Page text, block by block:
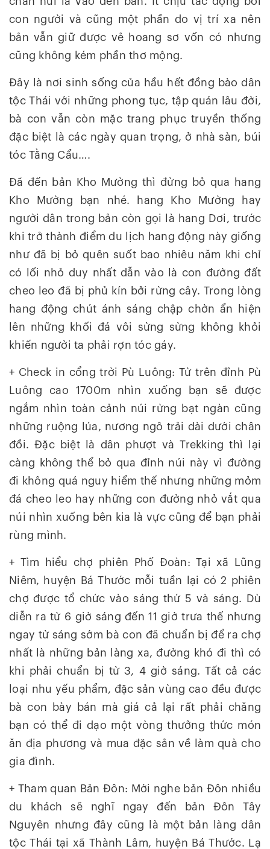
con người và cũng một phần do vị trí xa nên
bản vẫn giữ được vẻ hoang sơ vốn có nhưng
cũng không kém phần thơ mộng.
Đây là nơi sinh sống của hầu hết đồng bào dân
tộc Thái với những phong tục, tập quán lâu đời,
bà con vẫn còn mặc trang phục truyền thống
đặc biệt là các ngày quan trọng, ở nhà sàn, búi
tóc Tằng Cẩu….
Đã đến bản Kho Mường thì đừng bỏ qua hang
Kho Mường bạn nhé. hang Kho Mường hay
người dân trong bản còn gọi là hang Dơi, trước
khi trở thành điểm du lịch hang động này giống
như đã bị bỏ quên suốt bao nhiêu năm khi chỉ
có lối nhỏ duy nhất dẫn vào là con đường đất
cheo leo đã bị phủ kín bởi rừng cây. Trong lòng
hang động chút ánh sáng chập chờn ẩn hiện
lên những khối đá vôi sừng sừng không khỏi
khiến người ta phải rợn tóc gáy.
+ Check in cổng trời Pù Luông: Từ trên đỉnh Pù
Luông cao 1700m nhìn xuống bạn sẽ được
ngắm nhìn toàn cảnh núi rừng bạt ngàn cũng
những ruộng lúa, nương ngô trải dài dưới chân
đồi. Đặc biệt là dân phượt và Trekking thì lại
càng không thể bỏ qua đỉnh núi này vì đường
đi không quá nguy hiểm thế nhưng những mỏm
đá cheo leo hay những con đường nhỏ vắt qua
núi nhìn xuống bên kia là vực cũng để bạn phải
rùng mình.
+ Tìm hiểu chợ phiên Phố Đoàn: Tại xã Lũng
Niêm, huyện Bá Thước mỗi tuần lại có 2 phiên
chợ được tổ chức vào sáng thứ 5 và sáng. Dù
diễn ra từ 6 giờ sáng đến 11 giờ trưa thế nhưng
ngay từ sáng sớm bà con đã chuẩn bị để ra chợ
nhất là những bản làng xa, đường khó đi thì có
khi phải chuẩn bị từ 3, 4 giờ sáng. Tất cả các
loại nhu yếu phẩm, đặc sản vùng cao đều được
bà con bày bán mà giá cả lại rất phải chăng
bạn có thể đi dạo một vòng thưởng thức món
ăn địa phương và mua đặc sản về làm quà cho
gia đình.
+ Tham quan Bản Đôn: Mới nghe bản Đôn nhiều
du khách sẽ nghĩ ngay đến bản Đôn Tây
Nguyên nhưng đây cũng là một bản làng dân
tộc Thái tại xã Thành Lâm, huyện Bá Thước. Lạ